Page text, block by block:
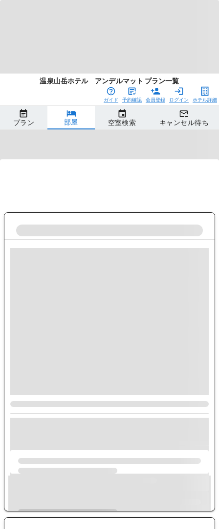
温泉山岳ホテル アンデルマット プラン一覧
ホテル詳細
ログイン
会員登録
予約確認
ガイド
プラン 部屋 空室検索 キャンセル待ち